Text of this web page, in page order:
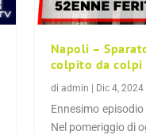
Napoli –
colpito da colpi
di admin Dic 4, 2024|
Ennesimo
Nel pomeriggio di